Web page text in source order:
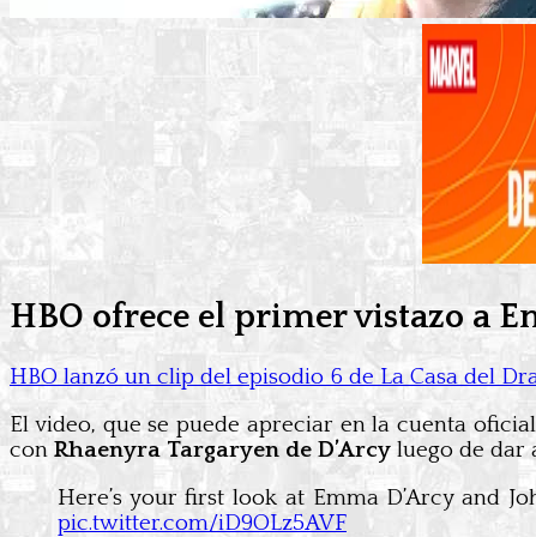
HBO ofrece el primer vistazo a
HBO lanzó un clip del episodio 6 de La Casa del
El video, que se puede apreciar en la cuenta
con Rhaenyra Targaryen de D’Arcy luego de dar
Here’s your first look at Emma D’Arcy and
pic.twitter.com/iD9OLz5AVF